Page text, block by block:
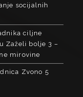
socijalnih
ciljne
Zaželi bolje 3 –
mirovine
Zvono 5